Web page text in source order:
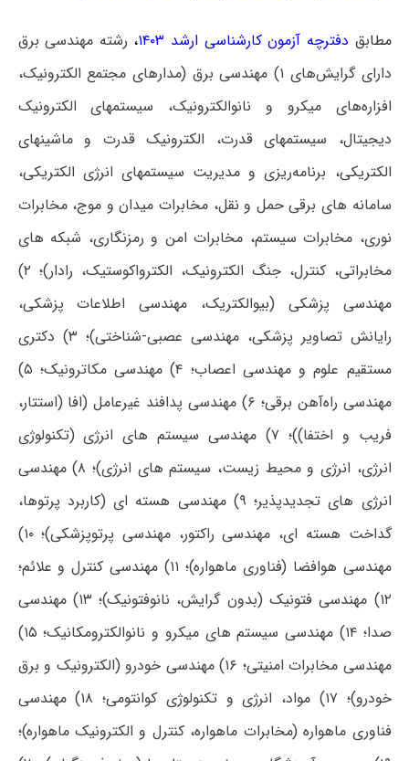
مطابق دفترچه آزمون کارشناسی ارشد ۱۴۰۳ ، رشته مهندسی برق
دارای گرایش‌های ۱) مهندسی برق (مدارهای مجتمع الکترونیک،
افزاره‌های میکرو و نانوالکترونیک، سیستم‎های الکترونیک
دیجیتال، سیستم‎های قدرت، الکترونیک قدرت و ماشین‎های
الکتریکی، برنامه‌ریزی و مدیریت سیستم‎های انرژی الکتریکی،
سامانه ‎های برقی حمل و نقل، مخابرات میدان و موج، مخابرات
نوری، مخابرات سیستم، مخابرات امن و رمزنگاری، شبکه‎ های
مخابراتی، کنترل، جنگ الکترونیک، الکترواکوستیک، رادار)؛ ۲)
مهندسی پزشکی (بیوالکتریک، مهندسی اطلاعات پزشکی،
رایانش تصاویر پزشکی، مهندسی عصبی-شناختی)؛ ۳) دکتری
مستقیم علوم و مهندسی اعصاب؛ ۴) مهندسی مکاترونیک؛ ۵)
مهندسی راه‌آهن برقی؛ ۶) مهندسی پدافند غیرعامل (افا (استتار،
فریب و اختفا))؛ ۷) مهندسی سیستم‎ های انرژی (تکنولوژی
انرژی، انرژی و محیط زیست، سیستم‎ های انرژی)؛ ۸) مهندسی
انرژی ‎های تجدیدپذیر؛ ۹) مهندسی هسته ای (کاربرد پرتوها،
گداخت هسته ای، مهندسی راکتور، مهندسی پرتوپزشکی)؛ ۱۰)
مهندسی هوافضا (فناوری ماهواره)؛ ۱۱) مهندسی کنترل و علائم؛
۱۲) مهندسی فتونیک (بدون گرایش، نانوفتونیک)؛ ۱۳) مهندسی
صدا؛ ۱۴) مهندسی سیستم های میکرو و نانوالکترومکانیک؛ ۱۵)
مهندسی مخابرات امنیتی؛ ۱۶) مهندسی خودرو (الکترونیک و برق
خودرو)؛ ۱۷) مواد، انرژی و تکنولوژی کوانتومی؛ ۱۸) مهندسی
فناوری ماهواره (مخابرات ماهواره، کنترل و الکترونیک ماهواره)؛